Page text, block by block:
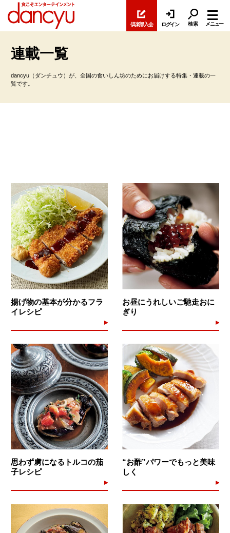
倶楽部入会 ログイン 検索 メニュー
連載一覧
dancyu（ダンチュウ）が、全国の食いしん坊のためにお届けする特集・連載の一
覧です。
揚げ物の基本が分かるフラ
イレシピ
お昼にうれしいご馳走おに
ぎり
思わず虜になるトルコの茄
子レシピ
“お酢”パワーでもっと美味
しく